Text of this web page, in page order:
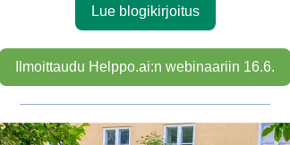
Lue blogikirjoitus
Ilmoittaudu Helppo.ai:n webinaariin 16.6.